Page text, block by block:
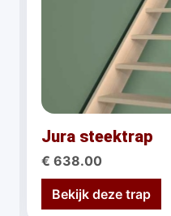
Jura steektrap
€ 638.00
Bekijk deze trap